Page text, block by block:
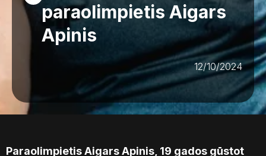
paraolimpietis Aigars
Apinis
12/10/2024
Paraolimpietis Aigars Apinis, 19 gados gūstot